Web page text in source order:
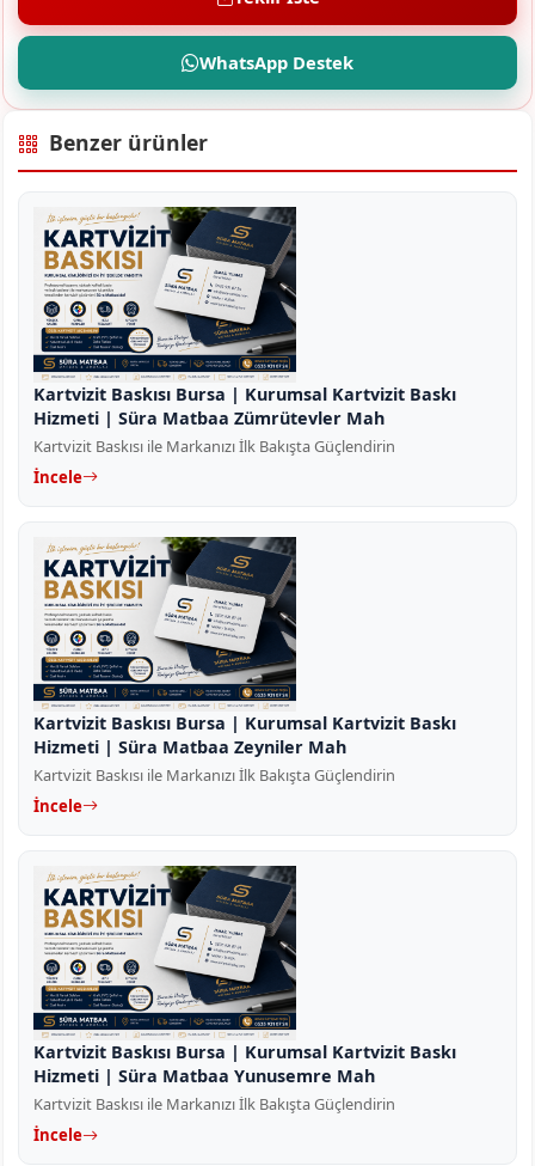
WhatsApp Destek
Benzer ürünler
Kartvizit Baskısı Bursa | Kurumsal Kartvizit Baskı
Hizmeti | Süra Matbaa Zümrütevler Mah
Kartvizit Baskısı ile Markanızı İlk Bakışta Güçlendirin
İncele
Kartvizit Baskısı Bursa | Kurumsal Kartvizit Baskı
Hizmeti | Süra Matbaa Zeyniler Mah
Kartvizit Baskısı ile Markanızı İlk Bakışta Güçlendirin
İncele
Kartvizit Baskısı Bursa | Kurumsal Kartvizit Baskı
Hizmeti | Süra Matbaa Yunusemre Mah
Kartvizit Baskısı ile Markanızı İlk Bakışta Güçlendirin
İncele